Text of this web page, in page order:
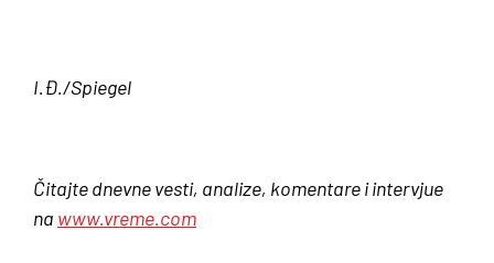
I.Đ./Spiegel
Čitajte dnevne vesti, analize, komentare i intervjue
na www.vreme.com